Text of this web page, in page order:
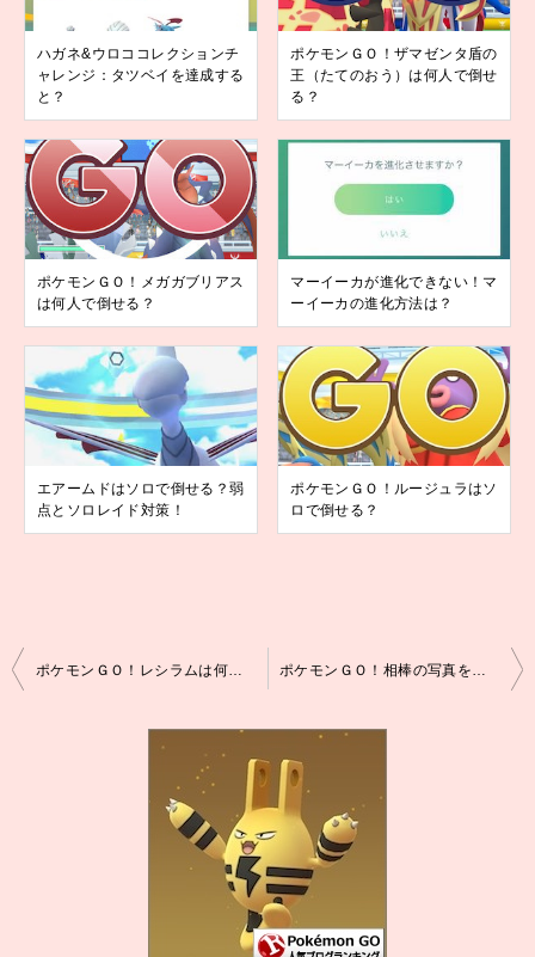
ハガネ&ウロココレクションチ
ャレンジ：タツベイを達成する
と？
ポケモンＧＯ！ザマゼンタ盾の
王（たてのおう）は何人で倒せ
る？
ポケモンＧＯ！メガガブリアス
は何人で倒せる？
マーイーカが進化できない！マ
ーイーカの進化方法は？
エアームドはソロで倒せる？弱
点とソロレイド対策！
ポケモンＧＯ！ルージュラはソ
ロで倒せる？
投
ポケモンＧＯ！レシラムは何人で倒せる？ ポケモンＧＯ！相棒の写真を撮ると？